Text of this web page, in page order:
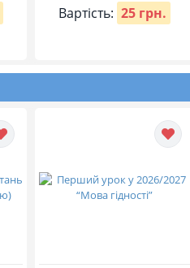
Вартість: 25 грн.